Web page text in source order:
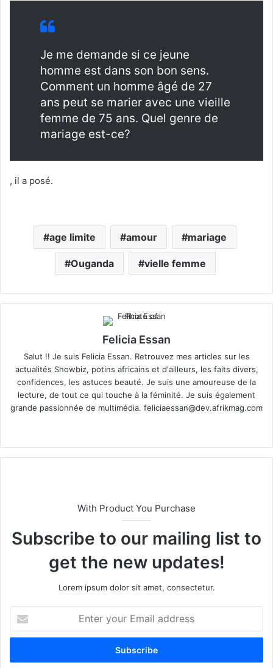
Je me demande si ce jeune
homme est dans son bon sens.
Comment un homme âgé de 27
ans peut se marier avec une vieille
femme de 75 ans. Quel genre de
mariage est-ce?
, il a posé.
age limite amour mariage
Ouganda vielle femme
Felicia Essan
Salut !! Je suis Felicia Essan. Retrouvez mes articles sur les
actualités Showbiz, potins africains et d'ailleurs, les faits divers,
confidences, les astuces beauté. Je suis une amoureuse de la
lecture, de tout ce qui touche à la féminité. Je suis également
grande passionnée de multimédia. feliciaessan@dev.afrikmag.com
te
With Product You Purchase
Subscribe to our mailing list to
get the new updates!
Lorem ipsum dolor sit amet, consectetur.
t
r